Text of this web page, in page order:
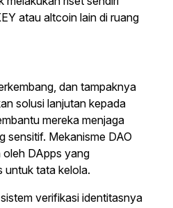
atau altcoin lain di ruang
dan tampaknya
solusi lanjutan kepada
mereka menjaga
sensitif. Mekanisme DAO
DApps yang
untuk tata kelola.
verifikasi identitasnya